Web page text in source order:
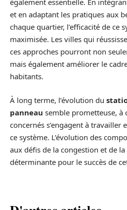
également essentielle. En
et en adaptant les pratiques aux
chaque quartier, l’efficacité de ce
maximisée. Les villes qui
ces approches pourront non
mais également améliorer le
habitants.
À long terme, l’évolution du
panneau semble prometteuse, à
concernés s’engagent à
ce système. L’évolution des
aux défis de la congestion et de
déterminante pour le succès de